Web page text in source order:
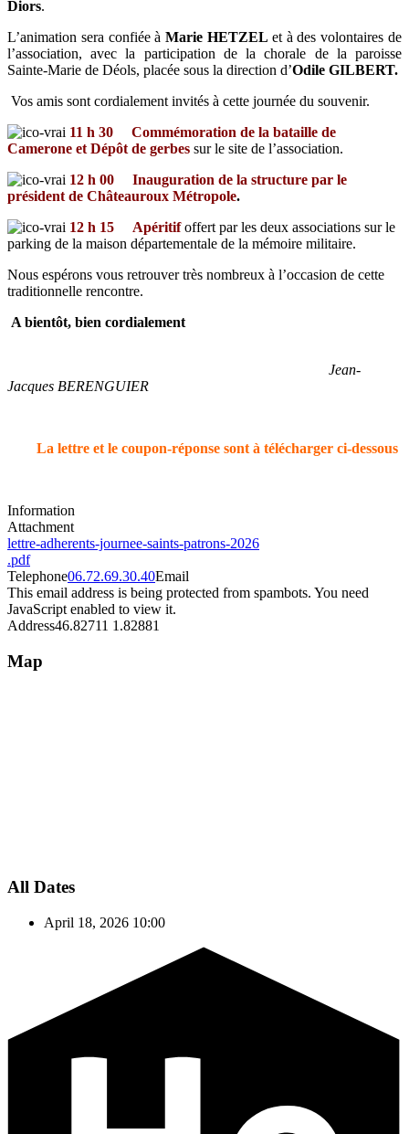
Diors.
L’animation sera confiée àMarie HETZEL et à des volontaires de
l’association, avec la participation de la chorale de la paroisse
Sainte-Marie de Déols, placée sous la direction d’Odile GILBERT.
Vos amis sont cordialement invités à cette journée du souvenir.
11 h 30 Commémoration de la bataille de
Camerone et Dépôt de gerbes sur le site de l’association.
12 h 00 Inauguration de la structure par le
président de Châteauroux Métropole.
12 h 15 Apéritifoffert par les deux associations sur le
parking de la maison départementale de la mémoire militaire.
Nous espérons vous retrouver très nombreux à l’occasion de cette
traditionnelle rencontre.
A bientôt, bien cordialement
Jean-
Jacques BERENGUIER
La lettre et le coupon-réponse sont à télécharger ci-dessous
Information
Attachment
lettre-adherents-journee-saints-patrons-2026
.pdf
Telephone06.72.69.30.40Email
This email address is being protected from spambots. You need
JavaScript enabled to view it.
Address46.82711 1.82881
Map
All Dates
April 18, 2026 10:00